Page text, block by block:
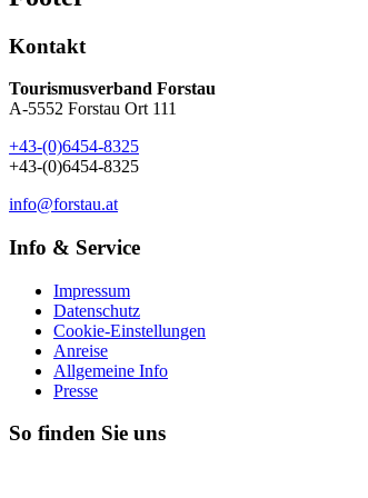
Kontakt
Tourismusverband Forstau
A-5552 Forstau Ort 111
+43-(0)6454-8325
+43-(0)6454-8325
info@forstau.at
Info & Service
Impressum
Datenschutz
Cookie-Einstellungen
Anreise
Allgemeine Info
Presse
So finden Sie uns